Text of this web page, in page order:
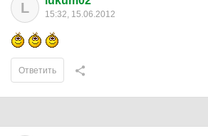
L 15:32, 15.06.2012
Ответить